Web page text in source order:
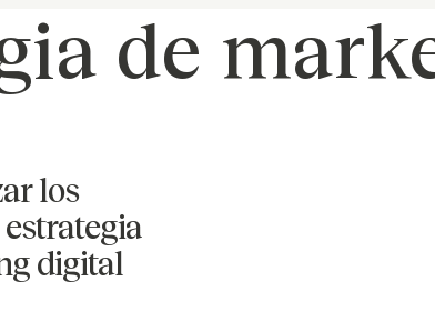
de
los
digital